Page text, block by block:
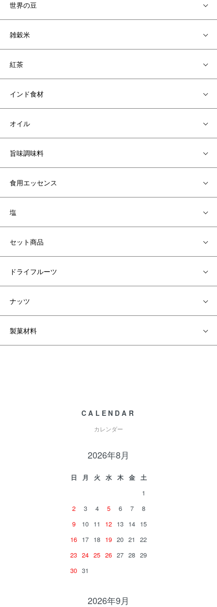
世界の豆
雑穀米
紅茶
インド食材
オイル
旨味調味料
食用エッセンス
塩
セット商品
ドライフルーツ
ナッツ
製菓材料
CALENDAR
カレンダー
2026年8月
日 月 火 水 木 金
土
1
2
3 4 5 6 7
8
9
10 11 12 13 14 15
16 17 18 19 20 21
22
23 24 25 26 27 28 29
30 31
2026年9月